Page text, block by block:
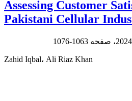
Assessing Customer
Pakistani Cellular
1063-1076
Zahid Iqbal، Ali Riaz Khan